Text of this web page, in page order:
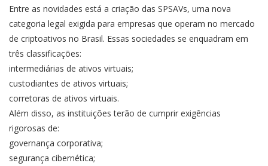
Entre as novidades está a criação das SPSAVs, uma nova
categoria legal exigida para empresas que operam no mercado
de criptoativos no Brasil. Essas sociedades se enquadram em
três classificações:
intermediárias de ativos virtuais;
custodiantes de ativos virtuais;
corretoras de ativos virtuais.
Além disso, as instituições terão de cumprir exigências
rigorosas de:
governança corporativa;
segurança cibernética;